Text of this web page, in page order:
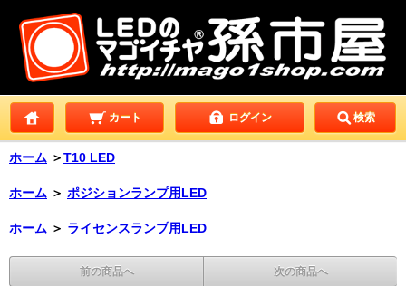
カート ログイン 検索
ホーム ＞T10 LED
ホーム ＞ ポジションランプ用LED
ホーム ＞ ライセンスランプ用LED
前の商品へ 次の商品へ